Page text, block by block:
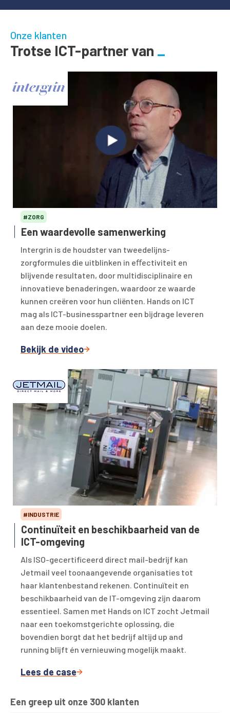
Onze klanten
Trotse ICT-partner van
#ZORG
Een waardevolle samenwerking
Intergrin is de houdster van tweedelijns-
zorgformules die uitblinken in eﬀectiviteit en
blijvende resultaten, door multidisciplinaire en
innovatieve benaderingen, waardoor ze waarde
kunnen creëren voor hun cliënten. Hands on ICT
mag als ICT-businesspartner een bijdrage leveren
aan deze mooie doelen.
Bekijk de video
#INDUSTRIE
Continuïteit en beschikbaarheid van de
ICT-omgeving
Als ISO-gecertificeerd direct mail-bedrijf kan
Jetmail veel toonaangevende organisaties tot
haar klantenbestand rekenen. Continuïteit en
beschikbaarheid van de IT-omgeving zijn daarom
essentieel. Samen met Hands on ICT zocht Jetmail
naar een toekomstgerichte oplossing, die
bovendien borgt dat het bedrijf altijd up and
running blijft én vernieuwing mogelijk maakt.
Lees de case
Een greep uit onze 300 klanten